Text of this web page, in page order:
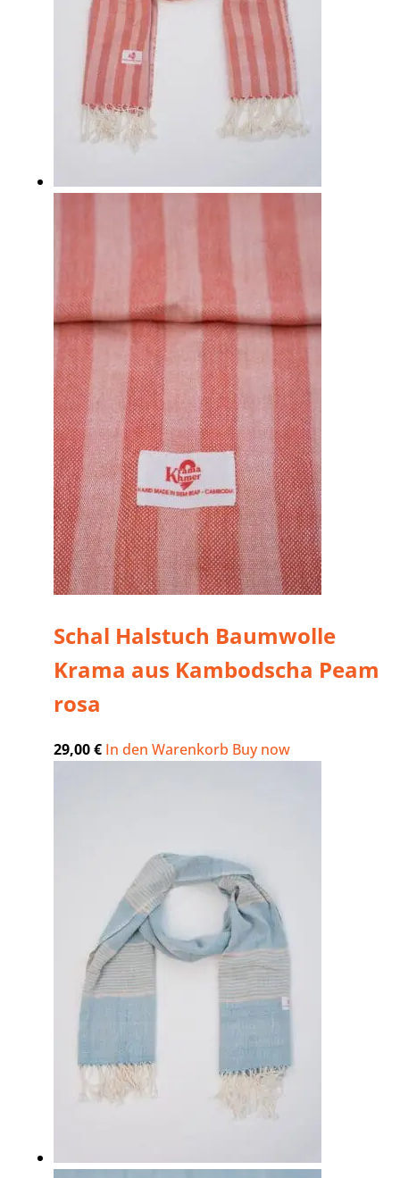
Schal Halstuch Baumwolle
Krama aus Kambodscha Peam
rosa
29,00€ In den Warenkorb Buy now